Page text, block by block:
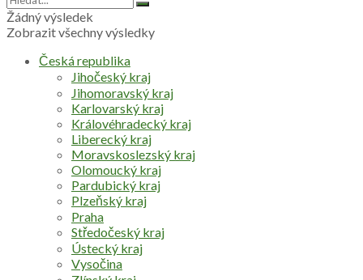
Žádný výsledek
Zobrazit všechny výsledky
Česká republika
Jihočeský kraj
Jihomoravský kraj
Karlovarský kraj
Královéhradecký kraj
Liberecký kraj
Moravskoslezský kraj
Olomoucký kraj
Pardubický kraj
Plzeňský kraj
Praha
Středočeský kraj
Ústecký kraj
Vysočina